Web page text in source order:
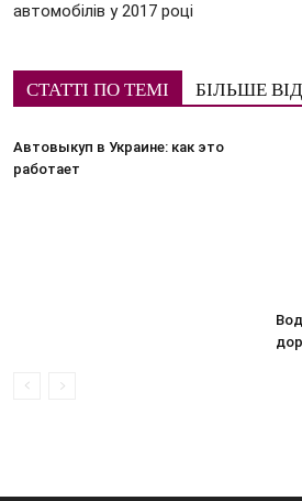
автомобілів у 2017 році
СТАТТІ ПО ТЕМІ БІЛЬШЕ
Автовыкуп в Украине: как это
работает